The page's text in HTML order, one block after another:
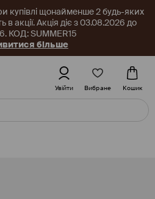
купівлі щонайменше 2 будь-яких
в акції. Акція діє з 03.08.2026 до
КОД: SUMMER15
більше
Увійти Вибране Кошик